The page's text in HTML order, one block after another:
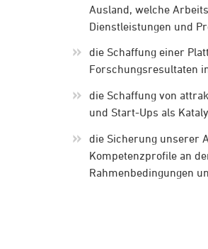
Ausland, welche
Dienstleistungen und
die Schaffung einer
Forschungsresultaten
die Schaffung von
und Start-Ups als
die Sicherung unserer
Kompetenzprofile an
Rahmenbedingungen